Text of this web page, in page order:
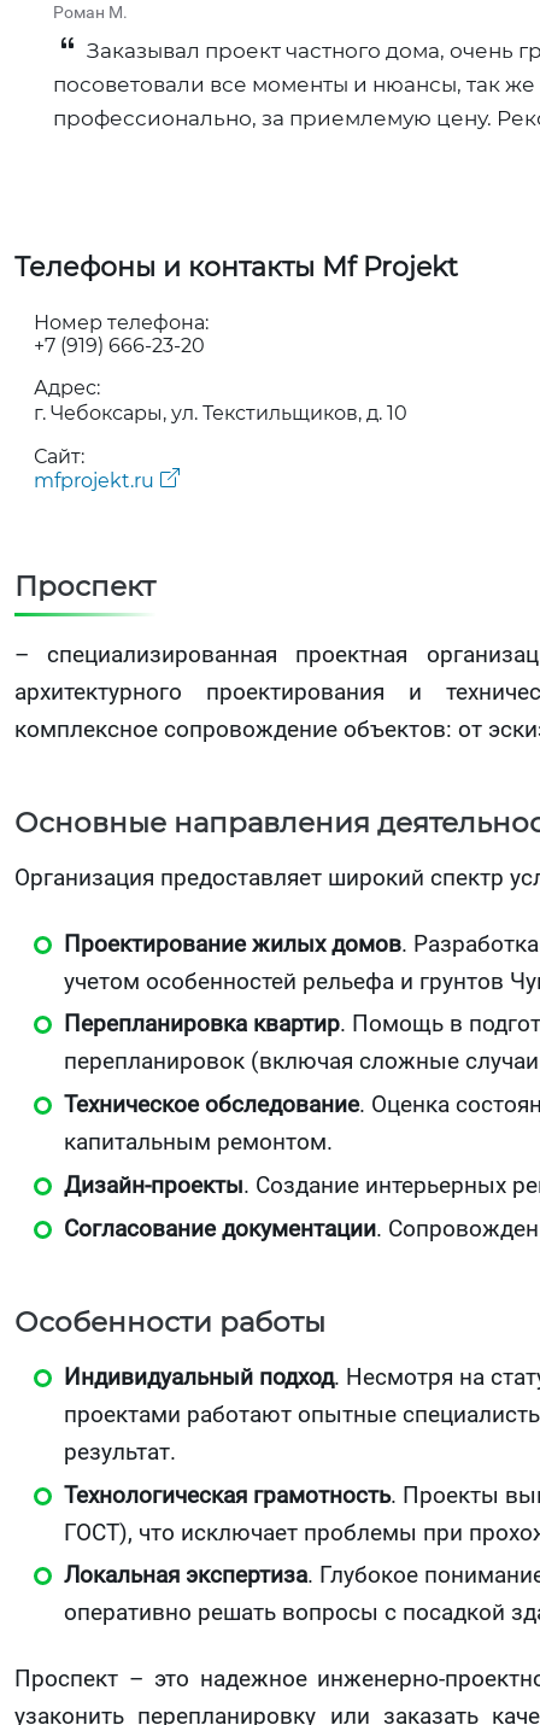
Роман М.
Заказывал проект частного дома, очень
посоветовали все моменты и нюансы, так
профессионально, за приемлемую цену.
Телефоны и контакты Mf Projekt
Номер телефона:
+7 (919) 666-23-20
Адрес:
г. Чебоксары, ул. Текстильщиков, д. 10
Сайт:
mfprojekt.ru
Проспект
– специализированная проектная
архитектурного проектирования и
комплексное сопровождение объектов: от
Основные направления
Организация предоставляет широкий спектр
Проектирование жилых домов.
учетом особенностей рельефа и грунтов
Перепланировка квартир. Помощь в
перепланировок (включая сложные
Техническое обследование. Оценка
капитальным ремонтом.
Дизайн-проекты. Создание интерьерных
Согласование документации.
Особенности работы
Индивидуальный подход. Несмотря на
проектами работают опытные
результат.
Технологическая грамотность. Проекты
ГОСТ), что исключает проблемы при
Локальная экспертиза. Глубокое
оперативно решать вопросы с посадкой
Проспект – это надежное инженерно-
узаконить перепланировку или заказать